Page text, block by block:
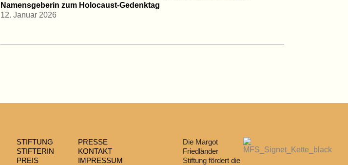
Namensgeberin zum Holocaust-Gedenktag
12. Januar 2026
STIFTUNG
STIFTERIN
PREIS
PRESSE
KONTAKT
IMPRESSUM
Die Margot
Friedländer
Stiftung fördert die